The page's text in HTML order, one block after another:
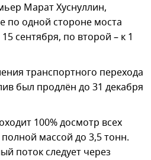
Марат Хуснуллин,
по одной стороне моста
сентября, по второй – к 1
транспортного перехода
был продлён до 31 декабря
100% досмотр всех
массой до 3,5 тонн.
поток следует через